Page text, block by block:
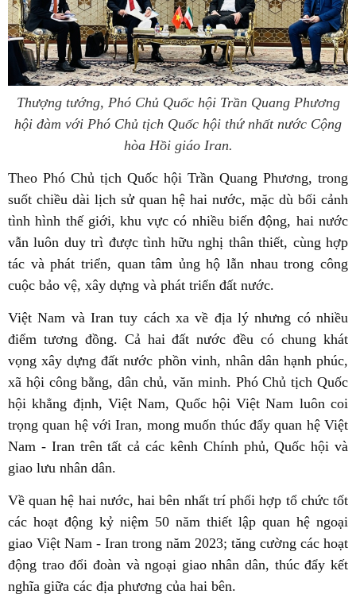
Thượng tướng, Phó Chủ Quốc hội Trần Quang Phương
hội đàm với Phó Chủ tịch Quốc hội thứ nhất nước Cộng
hòa Hồi giáo Iran.
Theo Phó Chủ tịch Quốc hội Trần Quang Phương, trong
suốt chiều dài lịch sử quan hệ hai nước, mặc dù bối cảnh
tình hình thế giới, khu vực có nhiều biến động, hai nước
vẫn luôn duy trì được tình hữu nghị thân thiết, cùng hợp
tác và phát triển, quan tâm ủng hộ lẫn nhau trong công
cuộc bảo vệ, xây dựng và phát triển đất nước.
Việt Nam và Iran tuy cách xa về địa lý nhưng có nhiều
điểm tương đồng. Cả hai đất nước đều có chung khát
vọng xây dựng đất nước phồn vinh, nhân dân hạnh phúc,
xã hội công bằng, dân chủ, văn minh. Phó Chủ tịch Quốc
hội khẳng định, Việt Nam, Quốc hội Việt Nam luôn coi
trọng quan hệ với Iran, mong muốn thúc đẩy quan hệ Việt
Nam - Iran trên tất cả các kênh Chính phủ, Quốc hội và
giao lưu nhân dân.
Về quan hệ hai nước, hai bên nhất trí phối hợp tổ chức tốt
các hoạt động kỷ niệm 50 năm thiết lập quan hệ ngoại
giao Việt Nam - Iran trong năm 2023; tăng cường các hoạt
động trao đổi đoàn và ngoại giao nhân dân, thúc đẩy kết
nghĩa giữa các địa phương của hai bên.